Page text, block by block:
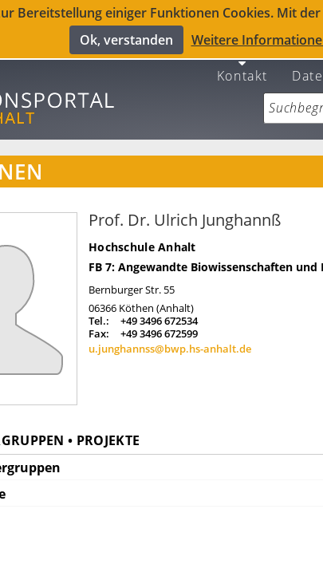
Bereitstellung einiger Funktionen Cookies. Mit
Ok, verstanden
Weitere
Kontakt
Prof. Dr. Ulrich Junghannß
Hochschule Anhalt
FB 7: Angewandte Biowissenschaften und
Bernburger Str. 55
06366 Köthen (Anhalt)
Tel.:
+49 3496 672534
Fax:
+49 3496 672599
u.junghannss@bwp.hs-anhalt.de
• PROJEKTE